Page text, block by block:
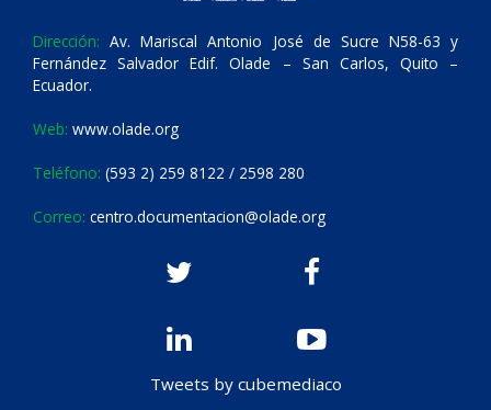
Dirección: Av. Mariscal Antonio José de Sucre N58-63 y
Fernández Salvador Edif. Olade – San Carlos, Quito –
Ecuador.
Web: www.olade.org
Teléfono: (593 2) 259 8122 / 2598 280
Correo: centro.documentacion@olade.org
Tweets by cubemediaco